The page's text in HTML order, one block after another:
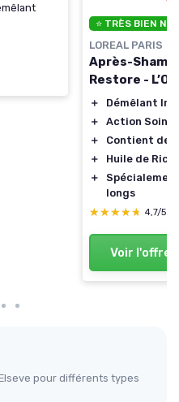
⭐ TRÈS BIEN
LOREAL PARIS
Après-
Restore -
＋
Démêlant
＋
Action Soin
＋
Contient de
＋
Huile de Ricin
＋
longs
★★★★★
★★★★★ 4,7/5
Voir l'offre
pour différents types